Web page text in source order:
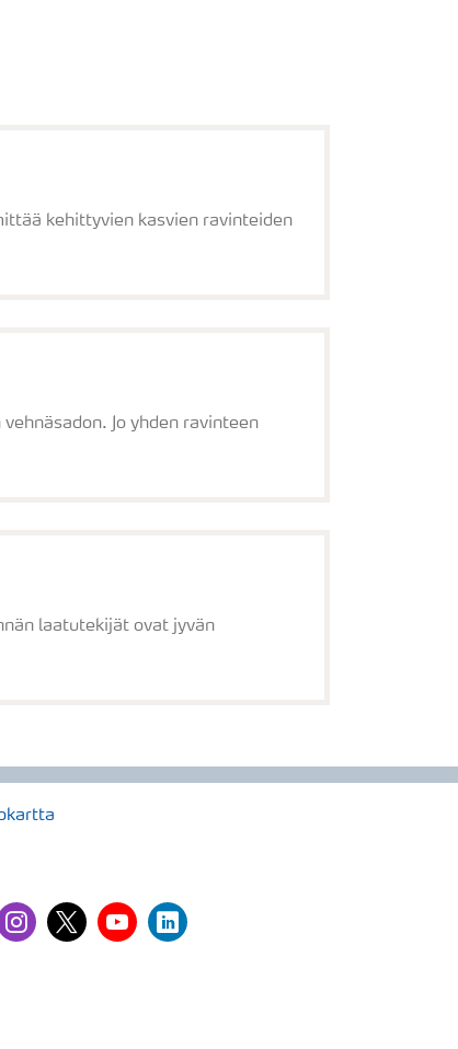
kehittyvien kasvien ravinteiden
Jo yhden ravinteen
laatutekijät ovat jyvän
twitteryoutubelinkedin